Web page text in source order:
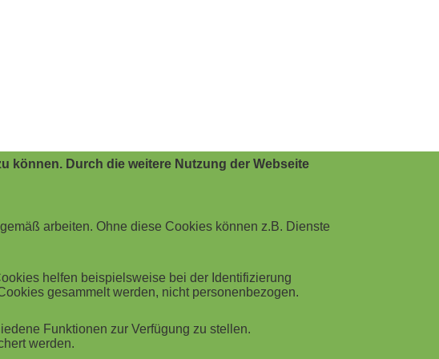
können. Durch die weitere Nutzung der Webseite
arbeiten. Ohne diese Cookies können z.B. Dienste
helfen beispielsweise bei der Identifizierung
gesammelt werden, nicht personenbezogen.
Funktionen zur Verfügung zu stellen.
werden.